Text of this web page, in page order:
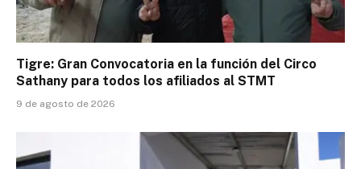
Tigre: Gran Convocatoria en la función del Circo
Sathany para todos los afiliados al STMT
9 de agosto de 2026